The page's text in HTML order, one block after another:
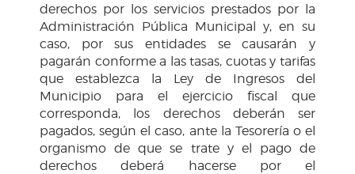
derechos por los servicios prestados por la
Administración Pública Municipal y, en su
caso, por sus entidades se causarán y
pagarán conforme a las tasas, cuotas y tarifas
que establezca la Ley de Ingresos del
Municipio para el ejercicio fiscal que
corresponda, los derechos deberán ser
pagados, según el caso, ante la Tesorería o el
organismo de que se trate y el pago de
derechos deberá hacerse por el